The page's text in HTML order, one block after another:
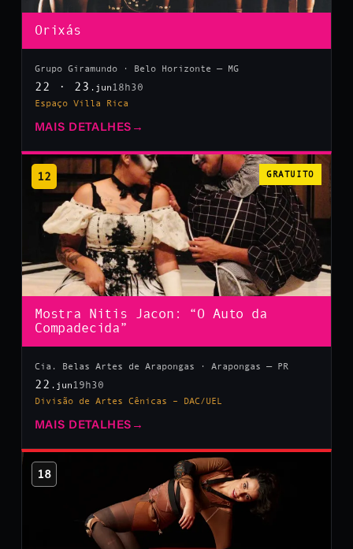
Orixás
Grupo Giramundo · Belo Horizonte — MG
22 · 23 .jun 18h30
Espaço Villa Rica
MAIS DETALHES →
12 GRATUITO
Mostra Nitis Jacon: “O Auto da
Compadecida”
Cia. Belas Artes de Arapongas · Arapongas — PR
22 .jun 19h30
Divisão de Artes Cênicas – DAC/UEL
MAIS DETALHES →
18